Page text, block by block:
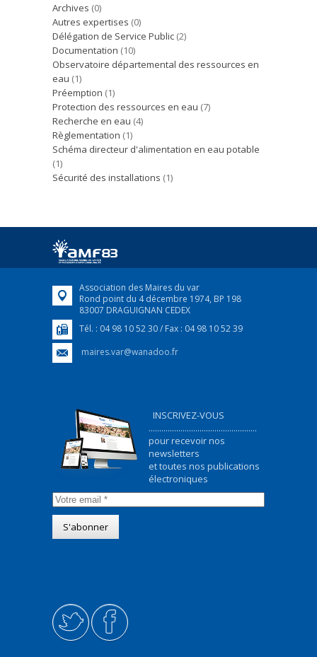
Archives (0)
Autres expertises (0)
Délégation de Service Public (2)
Documentation (10)
Observatoire départemental des ressources en
eau (1)
Préemption (1)
Protection des ressources en eau (7)
Recherche en eau (4)
Règlementation (1)
Schéma directeur d'alimentation en eau potable
(1)
Sécurité des installations (1)
Association des Maires du var
Rond point du 4 décembre 1974, BP 198
83007 DRAGUIGNAN CEDEX
Tél. : 04 98 10 52 30 / Fax : 04 98 10 52 39
maires.var@wanadoo.fr
INSCRIVEZ-VOUS
...................................................
pour recevoir nos
newsletters
et toutes nos publications
électroniques